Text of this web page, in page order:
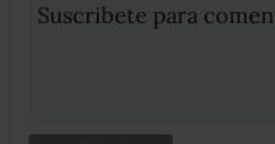
Suscribete para